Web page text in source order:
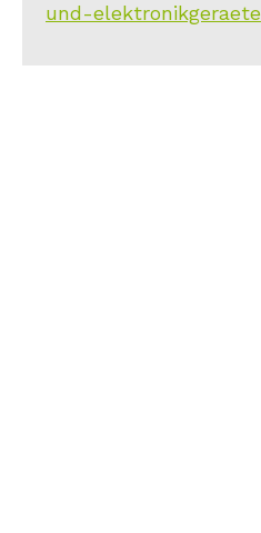
und-elektronikgeraete